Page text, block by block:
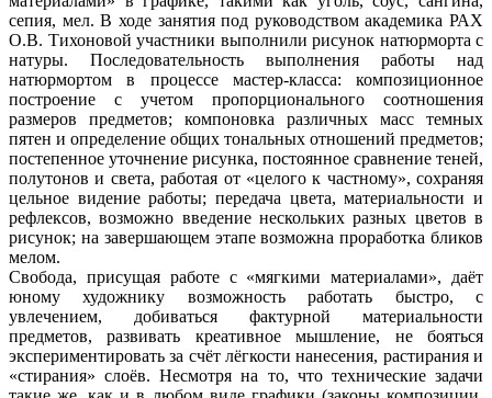
сепия, мел. В ходе занятия под руководством академика РАХ
О.В. Тихоновой участники выполнили рисунок натюрморта с
натуры. Последовательность выполнения работы над
натюрмортом в процессе мастер-класса: композиционное
построение с учетом пропорционального соотношения
размеров предметов; компоновка различных масс темных
пятен и определение общих тональных отношений предметов;
постепенное уточнение рисунка, постоянное сравнение теней,
полутонов и света, работая от «целого к частному», сохраняя
цельное видение работы; передача цвета, материальности и
рефлексов, возможно введение нескольких разных цветов в
рисунок; на завершающем этапе возможна проработка бликов
мелом.
Свобода, присущая работе с «мягкими материалами», даёт
юному художнику возможность работать быстро, с
увлечением, добиваться фактурной материальности
предметов, развивать креативное мышление, не бояться
экспериментировать за счёт лёгкости нанесения, растирания и
«стирания» слоёв. Несмотря на то, что технические задачи